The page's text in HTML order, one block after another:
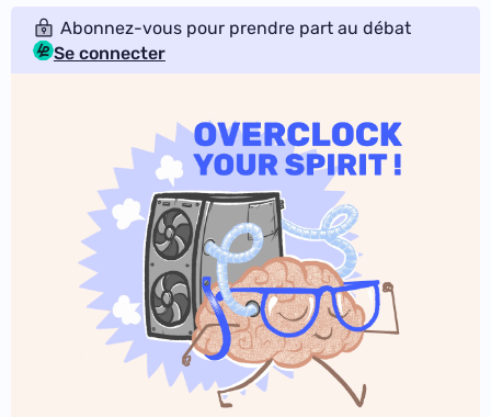
Abonnez-vous pour prendre part au débat
Se connecter